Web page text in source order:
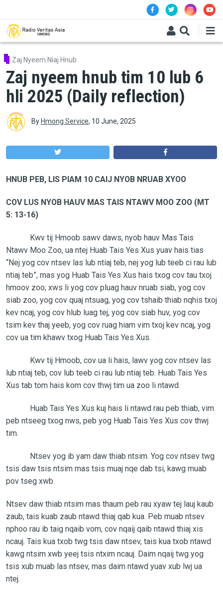
Zaj Nyeem Niaj Hnub
Zaj nyeem hnub tim 10 lub 6
hli 2025 (Daily reflection)
By Hmong Service, 10 June, 2025
HNUB PEB, LIS PIAM 10 CAIJ NYOB NRUAB XYOO
COV LUS NYOB HAUV MAS TAIS NTAWV MOO ZOO (MT
5: 13-16)
Kwv tij Hmoob sawv daws, nyob hauv Mas Tais
Ntawv Moo Zoo, ua ntej Huab Tais Yes Xus yuav hais tias
“Nej yog cov ntsev las lub ntiaj teb, nej yog lub teeb ci rau lub
ntiaj teb”, mas yog Huab Tais Yes Xus hais txog cov tau txoj
hmoov zoo; xws li yog cov pluag hauv nruab siab, yog cov
siab zoo, yog cov quaj ntsuag, yog cov tshaib thiab nqhis txoj
kev ncaj, yog cov hlub luag tej, yog cov siab huv, yog cov
tsim kev thaj yeeb, yog cov ruag hiam vim txoj kev ncaj, yog
cov ua tim khawv txog Huab Tais Yes Xus.
Kwv tij Hmoob, cov ua li hais, lawv yog cov ntsev las
lub ntiaj teb, cov lub teeb ci rau lub ntiaj teb. Huab Tais Yes
Xus tab tom hais kom cov thwj tim ua zoo li ntawd.
Huab Tais Yes Xus kuj hais li ntawd rau peb thiab, vim
peb ntseeg txog nws, peb yog Huab Tais Yes Xus cov thwj
tim.
Ntsev yog ib yam daw thiab ntsim. Yog cov ntsev twg
tsis daw tsis ntsim mas tsis muaj nqe dab tsi, kawg muab
pov tseg xwb.
Ntsev daw thiab ntsim mas thaum peb rau xyaw tej lauj kaub
zaub, tais kuab zaub ntawd thiaj qab kua. Peb muab ntsev
nphoo rau ib taig nqaib vom, cov nqaij qaib ntawd thiaj xis
ncauj. Tais kua txob twg tsis daw ntsev, tais kua txob ntawd
kawg ntsim xwb yeej tsis ntxim ncauj. Daim nqaij twg yog
tsis xub muab las ntsev, mas daim ntawd yuav xub lwj ua
ntej.